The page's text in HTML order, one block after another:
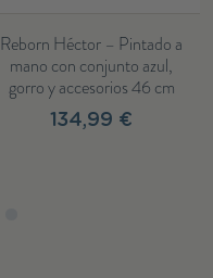
Reborn Héctor – Pintado a
mano con conjunto azul,
gorro y accesorios 46 cm
134,99 €